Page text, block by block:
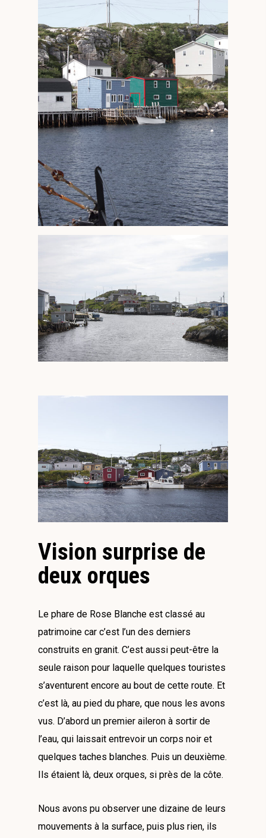
Vision surprise de
deux orques
Le phare de Rose Blanche est classé au
patrimoine car c’est l’un des derniers
construits en granit. C’est aussi peut-être la
seule raison pour laquelle quelques touristes
s’aventurent encore au bout de cette route. Et
c’est là, au pied du phare, que nous les avons
vus. D’abord un premier aileron à sortir de
l’eau, qui laissait entrevoir un corps noir et
quelques taches blanches. Puis un deuxième.
Ils étaient là, deux orques, si près de la côte.
Nous avons pu observer une dizaine de leurs
mouvements à la surface, puis plus rien, ils